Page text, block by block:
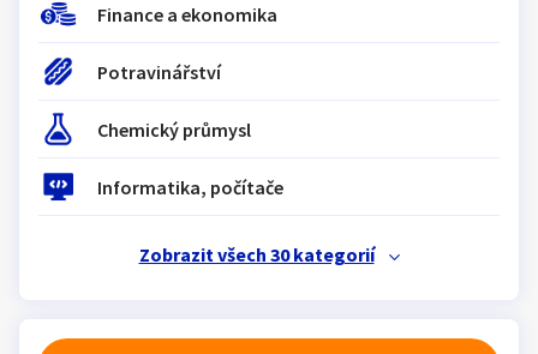
Finance a ekonomika
Potravinářství
Chemický průmysl
Informatika, počítače
Zobrazit všech 30 kategorií
Km
Celá ČR
Hlavní město Praha
Jihomoravský kraj
Klíčové slovo:
Neuvedeno
Lokalita:
Neuvedeno